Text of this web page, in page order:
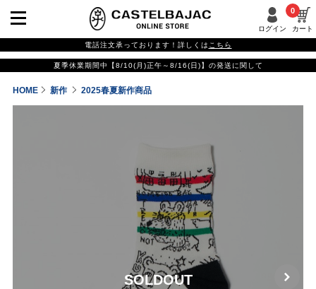
ログイン カート
0
電話注文承っております！詳しくは こちら
夏季休業期間中【8/10(月)正午～8/16(日)】の発送に関して
HOME 新作 2025春夏新作商品
SOLDOUT